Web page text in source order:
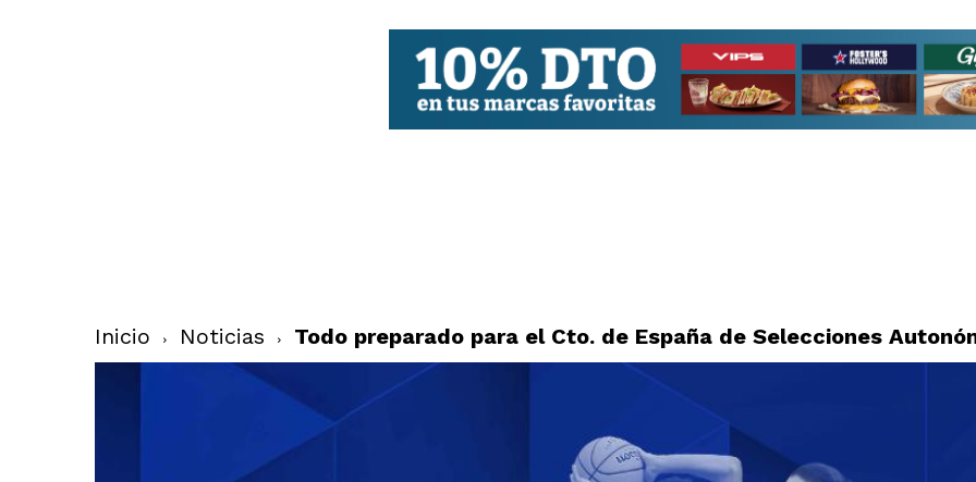
Inicio Noticias Todo preparado para el Cto. de España de Selecciones